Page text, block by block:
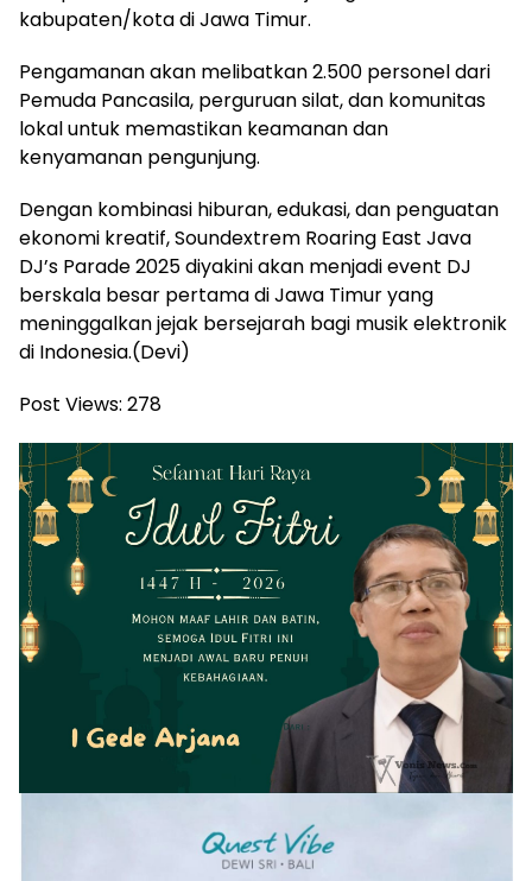
kabupaten/kota di Jawa Timur.
Pengamanan akan melibatkan 2.500 personel dari
Pemuda Pancasila, perguruan silat, dan komunitas
lokal untuk memastikan keamanan dan
kenyamanan pengunjung.
Dengan kombinasi hiburan, edukasi, dan penguatan
ekonomi kreatif, Soundextrem Roaring East Java
DJ’s Parade 2025 diyakini akan menjadi event DJ
berskala besar pertama di Jawa Timur yang
meninggalkan jejak bersejarah bagi musik elektronik
di Indonesia.(Devi)
Post Views: 278